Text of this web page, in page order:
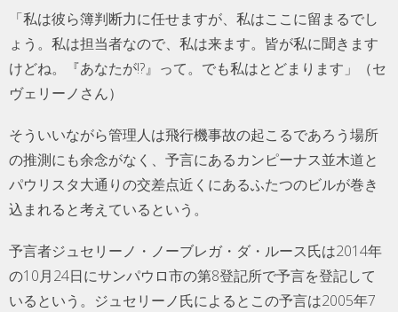
「私は彼ら簿判断力に任せますが、私はここに留まるでし
ょう。私は担当者なので、私は来ます。皆が私に聞きます
けどね。『あなたが!?』って。でも私はとどまります」（セ
ヴェリーノさん）
そういいながら管理人は飛行機事故の起こるであろう場所
の推測にも余念がなく、予言にあるカンピーナス並木道と
パウリスタ大通りの交差点近くにあるふたつのビルが巻き
込まれると考えているという。
予言者ジュセリーノ・ノーブレガ・ダ・ルース氏は2014年
の10月24日にサンパウロ市の第8登記所で予言を登記して
いるという。ジュセリーノ氏によるとこの予言は2005年7